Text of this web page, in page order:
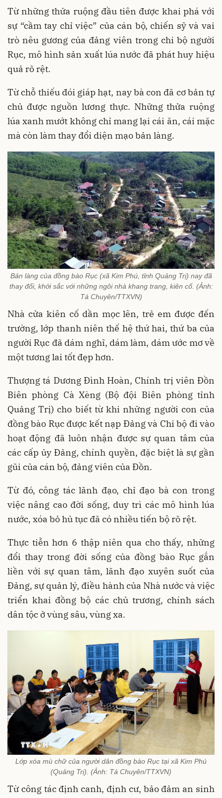
Từ những thửa ruộng đầu tiên được khai phá với
sự “cầm tay chỉ việc” của cán bộ, chiến sỹ và vai
trò nêu gương của đảng viên trong chi bộ người
Rục, mô hình sản xuất lúa nước đã phát huy hiệu
quả rõ rệt.
Từ chỗ thiếu đói giáp hạt, nay bà con đã cơ bản tự
chủ được nguồn lương thực. Những thửa ruộng
lúa xanh mướt không chỉ mang lại cái ăn, cái mặc
mà còn làm thay đổi diện mạo bản làng.
Bản làng của đồng bào Rục (xã Kim Phú, tỉnh Quảng Trị) nay đã
thay đổi, khởi sắc với những ngôi nhà khang trang, kiên cố. (Ảnh:
Tá Chuyên/TTXVN)
Nhà cửa kiên cố dần mọc lên, trẻ em được đến
trường, lớp thanh niên thế hệ thứ hai, thứ ba của
người Rục đã dám nghĩ, dám làm, dám ước mơ về
một tương lai tốt đẹp hơn.
Thượng tá Dương Đình Hoàn, Chính trị viên Đồn
Biên phòng Cà Xèng (Bộ đội Biên phòng tỉnh
Quảng Trị) cho biết từ khi những người con của
đồng bào Rục được kết nạp Đảng và Chi bộ đi vào
hoạt động đã luôn nhận được sự quan tâm của
các cấp ủy Đảng, chính quyền, đặc biệt là sự gần
gũi của cán bộ, đảng viên của Đồn.
Từ đó, công tác lãnh đạo, chỉ đạo bà con trong
việc nâng cao đời sống, duy trì các mô hình lúa
nước, xóa bỏ hủ tục đã có nhiều tiến bộ rõ rệt.
Thực tiễn hơn 6 thập niên qua cho thấy, những
đổi thay trong đời sống của đồng bào Rục gắn
liền với sự quan tâm, lãnh đạo xuyên suốt của
Đảng, sự quản lý, điều hành của Nhà nước và việc
triển khai đồng bộ các chủ trương, chính sách
dân tộc ở vùng sâu, vùng xa.
Lớp xóa mù chữ của người dân đồng bào Rục tại xã Kim Phú
(Quảng Trị). (Ảnh: Tá Chuyên/TTXVN)
Từ công tác định canh, định cư, bảo đảm an sinh